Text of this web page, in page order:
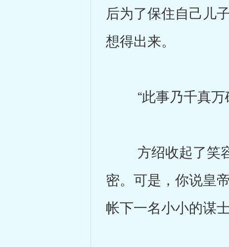
后为了保住自己儿
想得出来。
“此事乃千真万确
方绍收起了笑容
密。可是，你说皇
帐下一名小小的谋